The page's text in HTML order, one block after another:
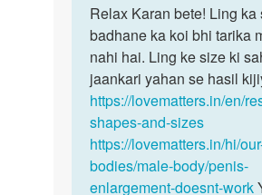
to
aunti
ji
ling
badhan
hai…
by
karan
kumar
Relax
Karan
bete!
Ling
ka…
Relax Karan bete! Ling ka
badhane ka koi bhi tarika
nahi hai. Ling ke size ki
jaankari yahan se hasil
https://lovematters.in/en/
shapes-and-sizes
https://lovematters.in/hi/
bodies/male-body/penis-
enlargement-doesnt-work